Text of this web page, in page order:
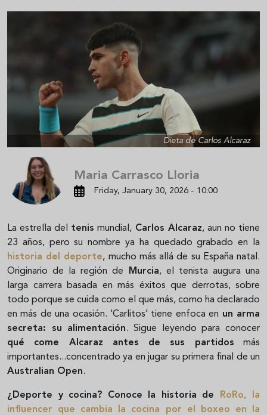
Dieta de Carlos Alcaraz
Maria Carrasco Lloria
Friday, January 30, 2026 - 10:00
La estrella del tenis mundial, Carlos Alcaraz, aun no tiene
23 años, pero su nombre ya ha quedado grabado en la
historia del deporte, mucho más allá de su España natal.
Originario de la región de
Murcia, el tenista augura una
larga carrera basada en más éxitos que derrotas, sobre
todo porque se cuida como el que más, como ha declarado
en más de una ocasión. ‘Carlitos’ tiene enfoca en un arma
secreta: su alimentación. Sigue leyendo para conocer
qué come Alcaraz antes de sus partidos más
importantes...concentrado ya en jugar su primera final de un
Australian Open.
¿Deporte y cocina? Conoce la historia de
RoRo, la
influencer que cambia la cocina por el boxeo en la